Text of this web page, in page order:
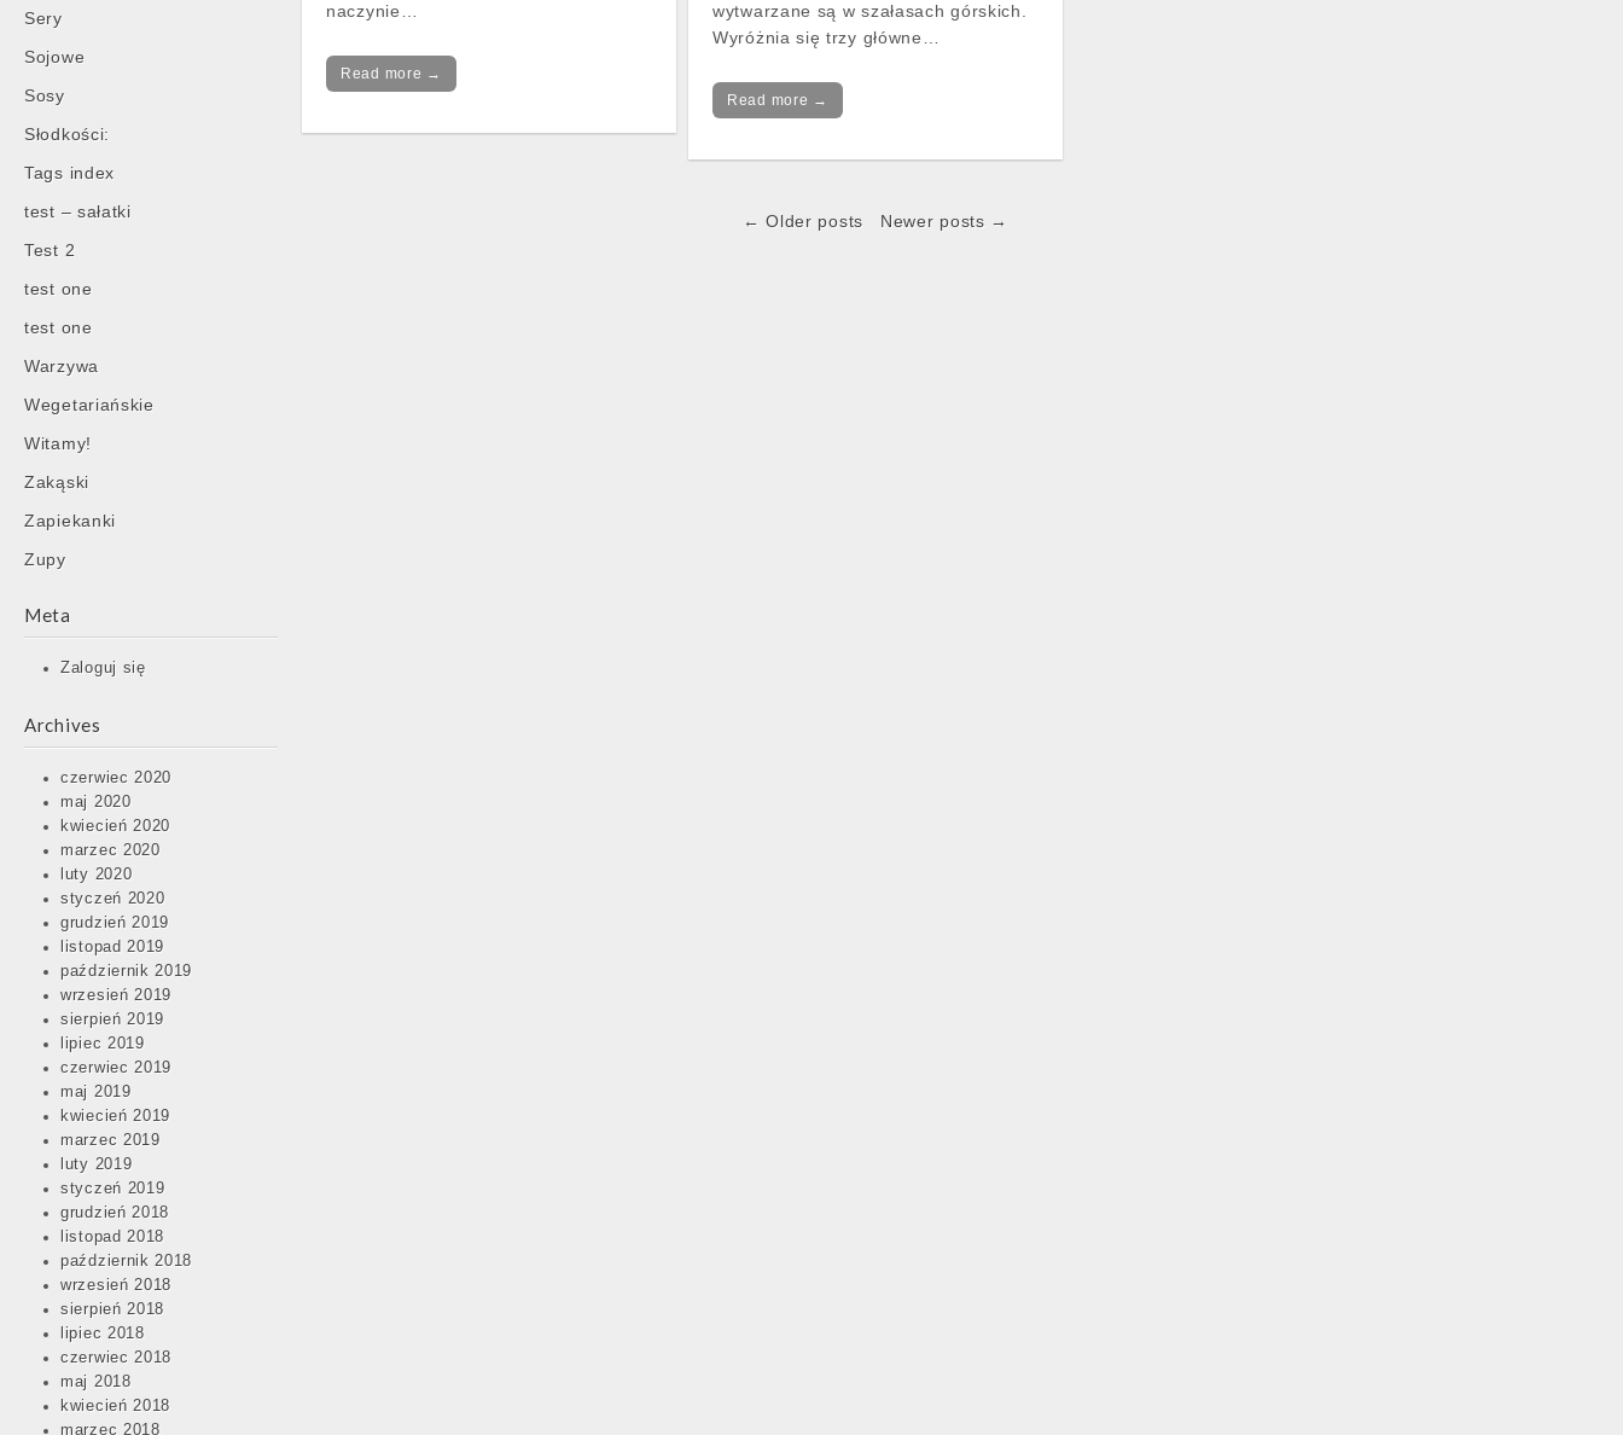
Sery
Sojowe
Sosy
Słodkości:
Tags index
test – sałatki
Test 2
test one
test one
Warzywa
Wegetariańskie
Witamy!
Zakąski
Zapiekanki
Zupy
Meta
Zaloguj się
Archives
czerwiec 2020
maj 2020
kwiecień 2020
marzec 2020
luty 2020
styczeń 2020
grudzień 2019
listopad 2019
październik 2019
wrzesień 2019
sierpień 2019
lipiec 2019
czerwiec 2019
maj 2019
kwiecień 2019
marzec 2019
luty 2019
styczeń 2019
grudzień 2018
listopad 2018
październik 2018
wrzesień 2018
sierpień 2018
lipiec 2018
czerwiec 2018
maj 2018
kwiecień 2018
marzec 2018
naczynie…
Read more →
wytwarzane są w szałasach górskich.
Wyróżnia się trzy główne…
Read more →
← Older posts Newer posts →